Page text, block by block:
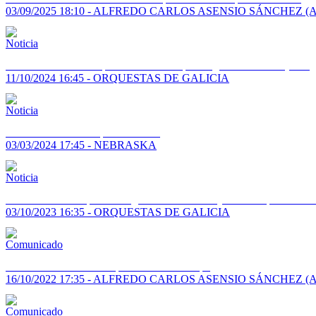
03/09/2025 18:10 - ALFREDO CARLOS ASENSIO SÁNCHEZ
11/10/2024 16:45 - ORQUESTAS DE GALICIA
03/03/2024 17:45 - NEBRASKA
03/10/2023 16:35 - ORQUESTAS DE GALICIA
16/10/2022 17:35 - ALFREDO CARLOS ASENSIO SÁNCHEZ